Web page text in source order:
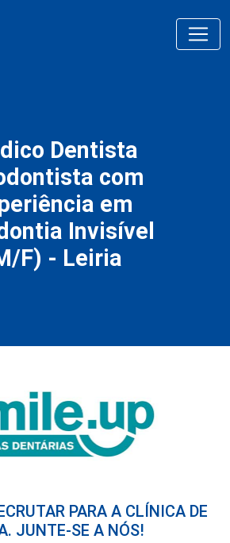
Dentista
com
em
Invisível
F) - Leiria
PARA A CLÍNICA DE
JUNTE-SE A NÓS!